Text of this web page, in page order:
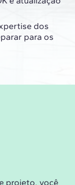
dos
para os
projeto, você